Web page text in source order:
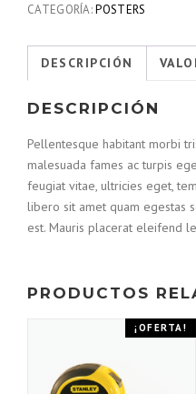
CATEGORÍA:POSTERS
DESCRIPCIÓN
DESCRIPCIÓN
Pellentesque habitant morbi
malesuada fames ac turpis
feugiat vitae, ultricies eget,
libero sit amet quam egestas
est. Mauris placerat eleifend
PRODUCTOS
¡OFERTA!